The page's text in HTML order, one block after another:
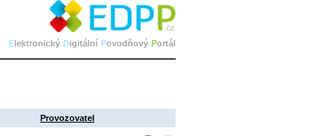
Elektronický Digitální Povodňový Portál
Provozovatel